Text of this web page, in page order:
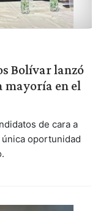
Bolívar lanzó
mayoría en el
de cara a
oportunidad